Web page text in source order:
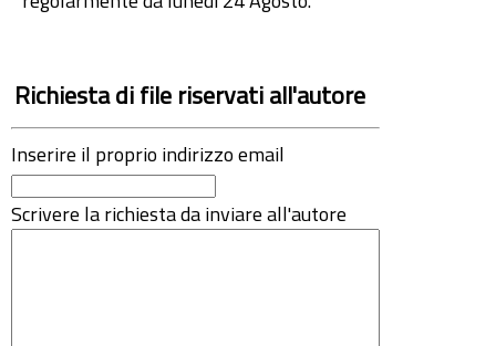
Richiesta di file riservati all'autore
Inserire il proprio indirizzo email
Scrivere la richiesta da inviare all'autore